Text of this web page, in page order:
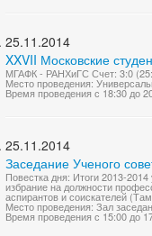
25.11.2014
XXVII Московские
МГАФК - РАНХиГС Счет: 3:0
Место проведения:
Время проведения с 18:30 до
25.11.2014
Заседание Ученого
Повестка дня: Итоги 2013-
избрание на должности
аспирантов и соискателей
Место проведения: Зал
Время проведения с 15:00 до